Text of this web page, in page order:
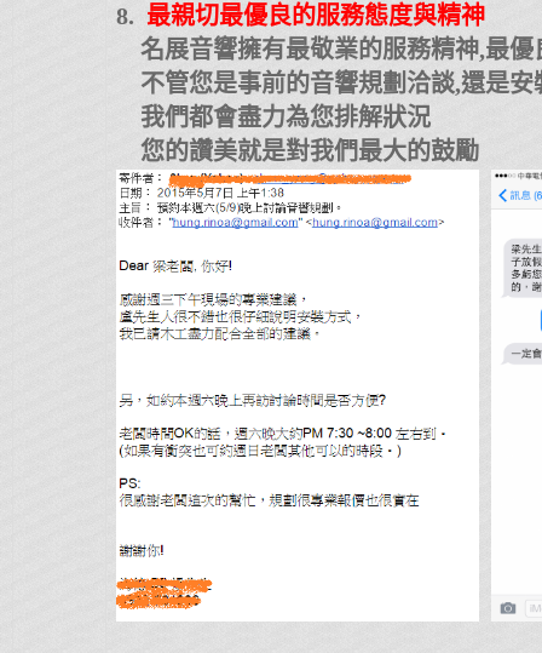
8. 最親切最優良的服務態度與精神
名展音響擁有最敬業的服務精神,最優
不管您是事前的音響規劃洽談,還是安
我們都會盡力為您排解狀況
您的讚美就是對我們最大的鼓勵